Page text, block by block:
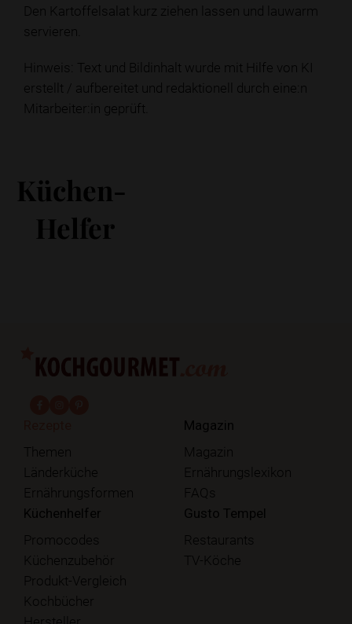
Den Kartoffelsalat kurz ziehen lassen und lauwarm
servieren.
Hinweis: Text und Bildinhalt wurde mit Hilfe von KI
erstellt / aufbereitet und redaktionell durch eine:n
Mitarbeiter:in geprüft.
Küchen-
Helfer
Themen
Länderküche
Ernährungsformen
Magazin
Magazin
Ernährungslexikon
FAQs
Küchenhelfer
Promocodes
Küchenzubehör
Produkt-Vergleich
Kochbücher
Gusto Tempel
Restaurants
TV-Köche